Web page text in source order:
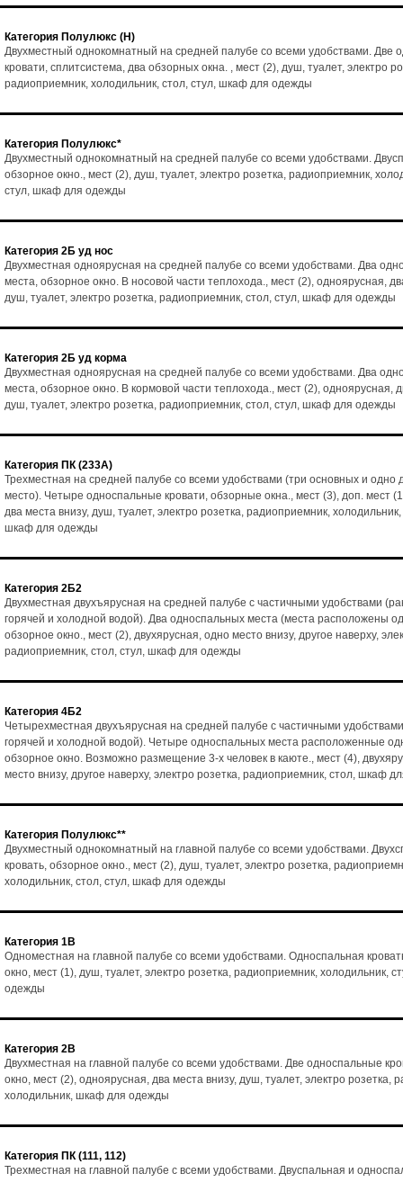
Категория Полулюкс (Н)
Двухместный однокомнатный на средней палубе со всеми удобствами. Две
кровати, сплитсистема, два обзорных окна. , мест (2), душ, туалет, электро
радиоприемник, холодильник, стол, стул, шкаф для одежды
Категория Полулюкс*
Двухместный однокомнатный на средней палубе со всеми удобствами.
обзорное окно., мест (2), душ, туалет, электро розетка, радиоприемник,
стул, шкаф для одежды
Категория 2Б уд нос
Двухместная одноярусная на средней палубе со всеми удобствами. Два
места, обзорное окно. В носовой части теплохода., мест (2), одноярусная,
душ, туалет, электро розетка, радиоприемник, стол, стул, шкаф для одежды
Категория 2Б уд корма
Двухместная одноярусная на средней палубе со всеми удобствами. Два
места, обзорное окно. В кормовой части теплохода., мест (2), одноярусная,
душ, туалет, электро розетка, радиоприемник, стол, стул, шкаф для одежды
Категория ПК (233А)
Трехместная на средней палубе со всеми удобствами (три основных и одно
место). Четыре односпальные кровати, обзорные окна., мест (3), доп. мест
два места внизу, душ, туалет, электро розетка, радиоприемник, холодильник,
шкаф для одежды
Категория 2Б2
Двухместная двухъярусная на средней палубе с частичными удобствами
горячей и холодной водой). Два односпальных места (места расположены
обзорное окно., мест (2), двухярусная, одно место внизу, другое наверху,
радиоприемник, стол, стул, шкаф для одежды
Категория 4Б2
Четырехместная двухъярусная на средней палубе с частичными
горячей и холодной водой). Четыре односпальных места расположенные
обзорное окно. Возможно размещение 3-х человек в каюте., мест (4),
место внизу, другое наверху, электро розетка, радиоприемник, стол, шкаф
Категория Полулюкс**
Двухместный однокомнатный на главной палубе со всеми удобствами.
кровать, обзорное окно., мест (2), душ, туалет, электро розетка,
холодильник, стол, стул, шкаф для одежды
Категория 1В
Одноместная на главной палубе со всеми удобствами. Односпальная
окно, мест (1), душ, туалет, электро розетка, радиоприемник, холодильник,
одежды
Категория 2В
Двухместная на главной палубе со всеми удобствами. Две односпальные
окно, мест (2), одноярусная, два места внизу, душ, туалет, электро розетка,
холодильник, шкаф для одежды
Категория ПК (111, 112)
Трехместная на главной палубе с всеми удобствами. Двуспальная и